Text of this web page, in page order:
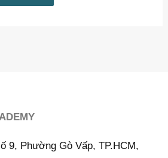
9, Phường Gò Vấp, TP.HCM,